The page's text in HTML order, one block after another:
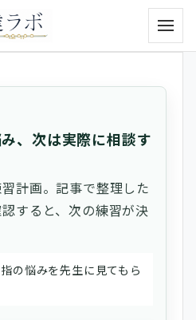
メニ
、次は実際に相談す
計画。記事で整理した
すると、次の練習が決
の悩みを先生に見てもら